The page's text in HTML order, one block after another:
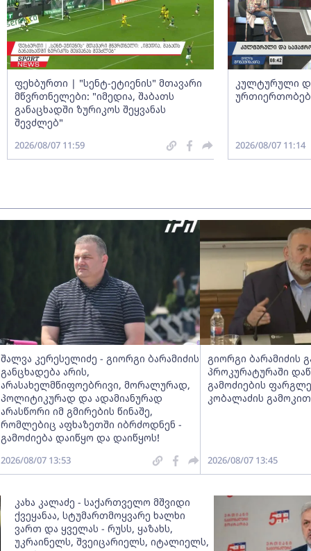
ფეხბურთი | "სენტ-ეტიენის" მთავარი
მწვრთნელები: "იმედია, შაბათს
განაცხადში ზურიკოს შეყვანას
შევძლებ"
2026/08/07 11:59
კულტურული
2026/08/07 11:14
შალვა კერესელიძე - გიორგი ბარამიძის
განცხადება არის,
არასახელმწიფოებრივი, მორალურად,
პოლიტიკურად და ადამიანურად
არასწორი იმ გმირების წინაშე,
რომლებიც აფხაზეთში იბრძოდნენ -
გამოძიება დაიწყო და დაიწყოს!
2026/08/07 13:53
გიორგი ბარამიძის
პროკურატურაში
გამოძიების
კობალაძის
2026/08/07 13:45
კახა კალაძე - საქართველო მშვიდი
ქვეყანაა, სტუმართმოყვარე ხალხი
ვართ და ყველას - რუსს, ყაზახს,
უკრაინელს, შვეიცარიელს, იტალიელს,